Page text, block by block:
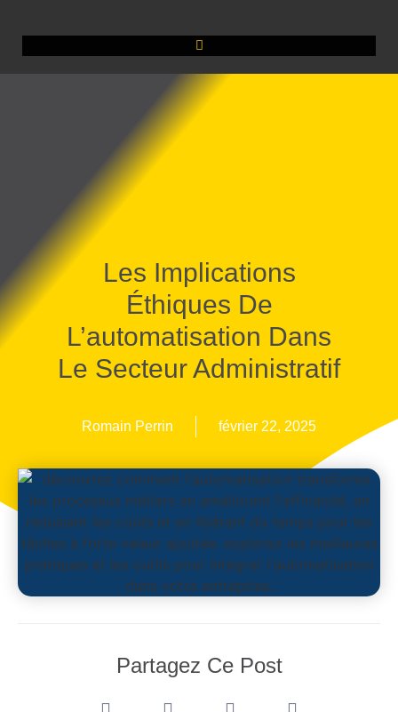
Les Implications
Éthiques De
L’automatisation Dans
Le Secteur Administratif
Romain Perrin février 22, 2025
Partagez Ce Post